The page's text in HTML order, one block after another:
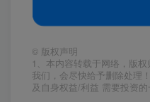
© 版权声明
1、本内容转载于网络，版
我们，会尽快给予删除处理
及自身权益/利益 需要投资